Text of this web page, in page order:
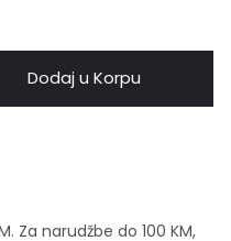
Dodaj u Korpu
Za narudžbe do 100 KM,